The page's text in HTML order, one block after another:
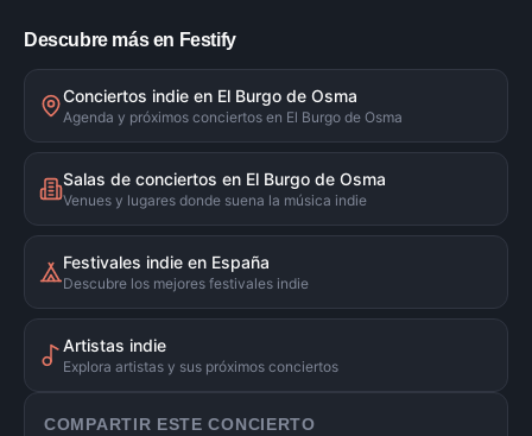
Descubre más en Festify
Conciertos indie en El Burgo de Osma
Agenda y próximos conciertos en El Burgo de Osma
Salas de conciertos en El Burgo de Osma
Venues y lugares donde suena la música indie
Festivales indie en España
Descubre los mejores festivales indie
Artistas indie
Explora artistas y sus próximos conciertos
COMPARTIR ESTE CONCIERTO